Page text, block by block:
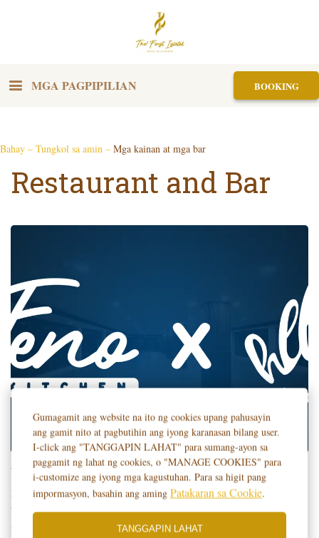
Gumagamit ang website na ito ng cookies upang pahusayin
ang gamit nito at pagbutihin ang iyong karanasan bilang user.
I-click ang "TANGGAPIN LAHAT" para sumang-ayon sa
paggamit ng lahat ng cookies, o "MANAGE COOKIES" para
i-customize ang iyong mga kagustuhan. Para sa higit pang
impormasyon, basahin ang aming Patakaran sa Cookie.
TANGGAPIN LAHAT
MGA PAGPIPILIAN BOOKING
Bahay – Tungkol sa amin – Mga kainan at mga bar
Restaurant and Bar
Welcome to a culinary and leisure experience #𝐋𝐢𝐤𝐞𝐍𝐨𝐎𝐭𝐡𝐞𝐫!
FeNo Kitchen x Hello Pool Bar collaboration to provide you with an
unforgettable blend of delicious dining and relaxing poolside ambiance.
Indulge in a feast of flavors and savor handcrafted drinks in a truly